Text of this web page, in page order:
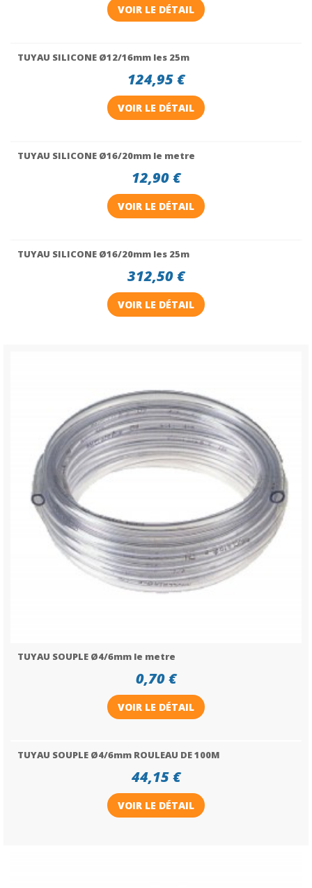
VOIR LE DÉTAIL
TUYAU SILICONE Ø12/16mm les 25m
124,95 €
VOIR LE DÉTAIL
TUYAU SILICONE Ø16/20mm le metre
12,90 €
VOIR LE DÉTAIL
TUYAU SILICONE Ø16/20mm les 25m
312,50 €
VOIR LE DÉTAIL
TUYAU SOUPLE Ø4/6mm le metre
0,70 €
VOIR LE DÉTAIL
TUYAU SOUPLE Ø4/6mm ROULEAU DE 100M
44,15 €
VOIR LE DÉTAIL